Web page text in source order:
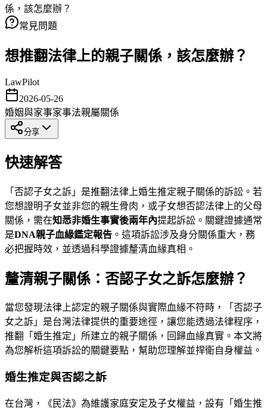
係，該怎麼辦？
常見問題
想推翻法律上的親子關係，該怎麼辦？
LawPilot
2026-05-26
婚姻與家事家事法親屬關係
分享
快速解答
「否認子女之訴」是推翻法律上婚生推定親子關係的訴訟。若
您想證明子女並非您的親生骨肉，或子女想否認法律上的父母
關係，需在知悉非婚生事實後兩年內提起訴訟。關鍵證據通常
是DNA親子血緣鑑定報告 。這項訴訟涉及身分關係重大，務
必把握時效，並透過科學證據釐清血緣真相。
釐清親子關係：否認子女之訴怎麼辦？
當您發現法律上認定的親子關係與實際血緣不符時，「否認子
女之訴」是台灣法律提供的重要途徑，讓您能透過法律程序，
推翻「婚生推定」所建立的親子關係，回歸血緣真實。本文將
為您解析這項訴訟的關鍵要點，幫助您理解並捍衛自身權益。
婚生推定與否認之訴
在台灣，《民法》為維護家庭安定及子女權益，設有「婚生推